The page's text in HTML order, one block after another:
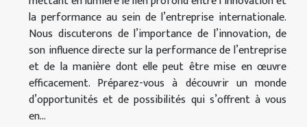
la performance au sein de l’entreprise internationale.
Nous discuterons de l’importance de l’innovation, de
son influence directe sur la performance de l’entreprise
et de la manière dont elle peut être mise en œuvre
efficacement. Préparez-vous à découvrir un monde
d’opportunités et de possibilités qui s’offrent à vous
en...